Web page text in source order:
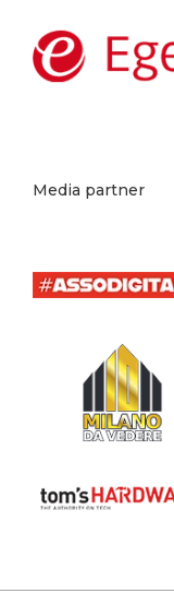
Media partner